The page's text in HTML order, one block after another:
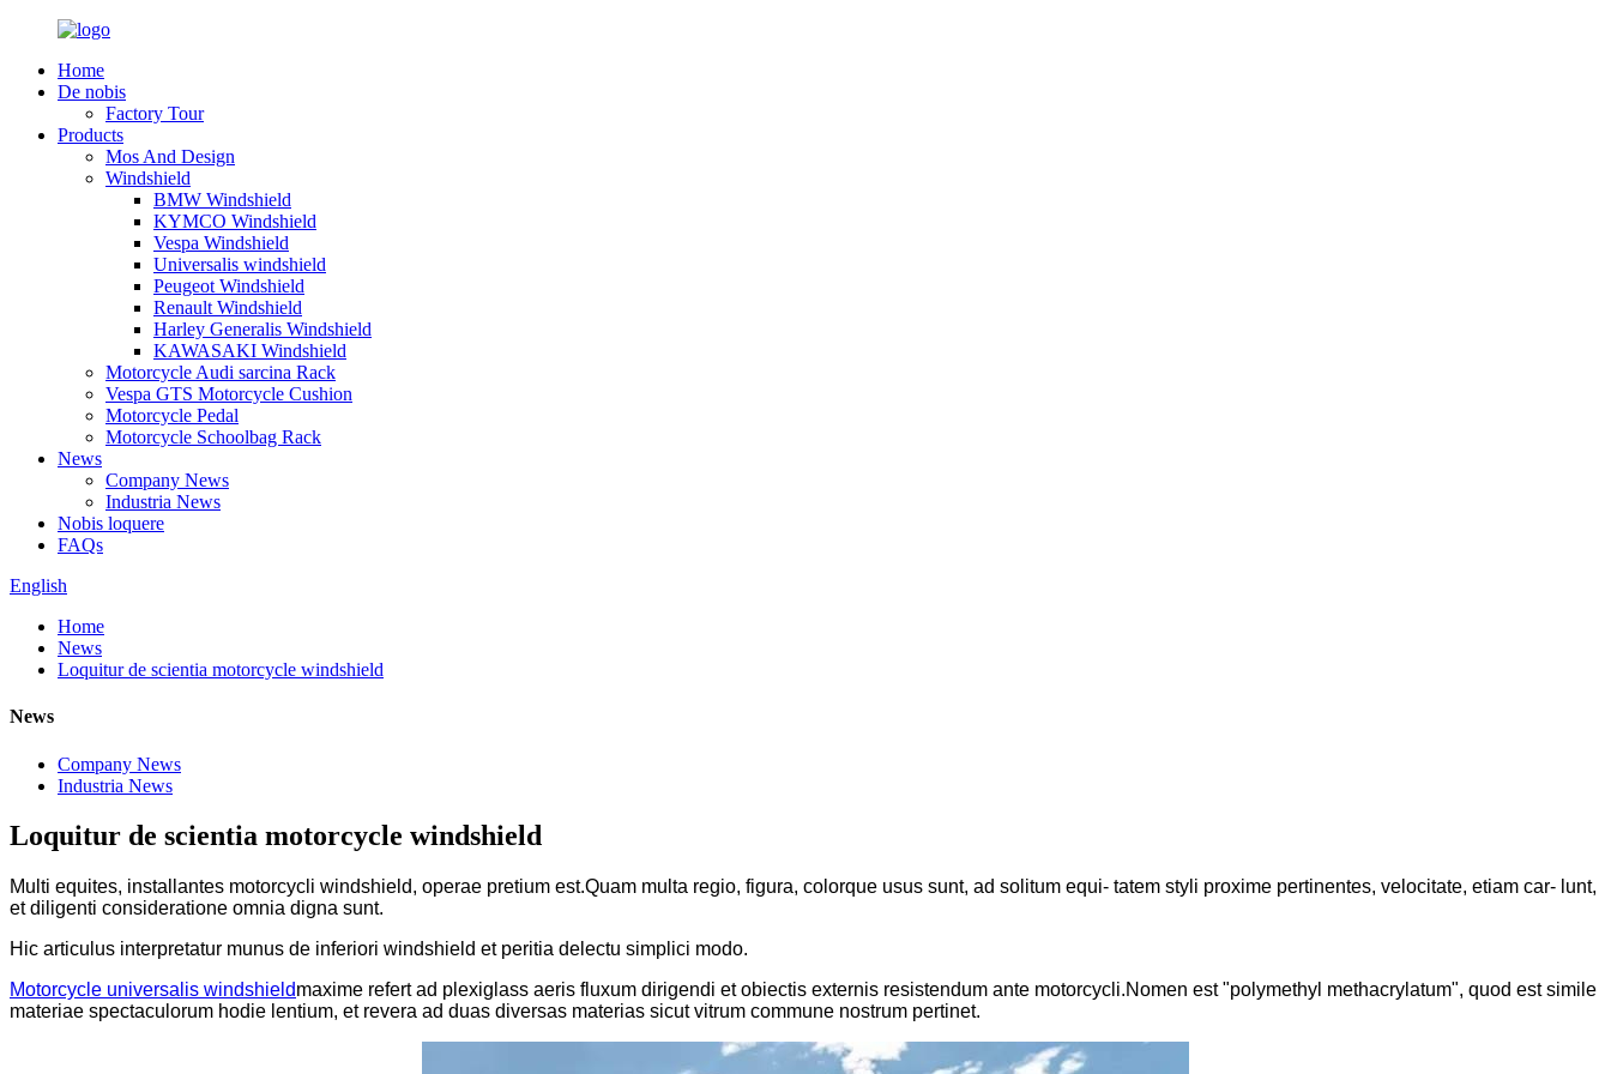
Home
De nobis
Factory Tour
Products
Mos And Design
Windshield
BMW Windshield
KYMCO Windshield
Vespa Windshield
Universalis windshield
Peugeot Windshield
Renault Windshield
Harley Generalis Windshield
KAWASAKI Windshield
Motorcycle Audi sarcina Rack
Vespa GTS Motorcycle Cushion
Motorcycle Pedal
Motorcycle Schoolbag Rack
News
Company News
Industria News
Nobis loquere
FAQs
English
Home
News
Loquitur de scientia motorcycle windshield
News
Company News
Industria News
Loquitur de scientia motorcycle windshield
Multi equites, installantes motorcycli windshield, operae pretium est.Quam multa regio, figura, colorque usus sunt, ad solitum equi- tatem styli proxime pertinentes, velocitate, etiam car- lunt,
et diligenti consideratione omnia digna sunt.
Hic articulus interpretatur munus de inferiori windshield et peritia delectu simplici modo.
Motorcycle universalis windshieldmaxime refert ad plexiglass aeris fluxum dirigendi et obiectis externis resistendum ante motorcycli.Nomen est "polymethyl methacrylatum", quod est simile
materiae spectaculorum hodie lentium, et revera ad duas diversas materias sicut vitrum commune nostrum pertinet.